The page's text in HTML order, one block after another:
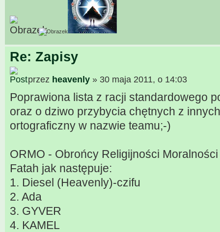
Re: Zapisy
przez heavenly » 30 maja 2011, o 14:03
Poprawiona lista z racji standardowego
oraz o dziwo przybycia chętnych z
ortograficzny w nazwie teamu;-)
ORMO - Obrońcy Religijności
Fatah jak następuje:
1. Diesel (Heavenly)-czifu
2. Ada
3. GYVER
4. KAMEL